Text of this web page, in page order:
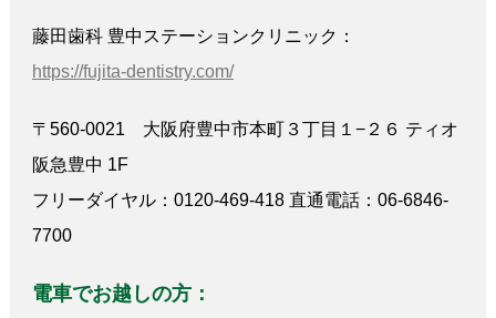
藤田歯科 豊中ステーションクリニック：
https://fujita-dentistry.com/
〒560-0021 大阪府豊中市本町３丁目１−２６ ティオ
阪急豊中 1F
フリーダイヤル：0120-469-418 直通電話：06-6846-
7700
電車でお越しの方：